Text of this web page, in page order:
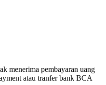
menerima pembayaran uang
atau tranfer bank BCA